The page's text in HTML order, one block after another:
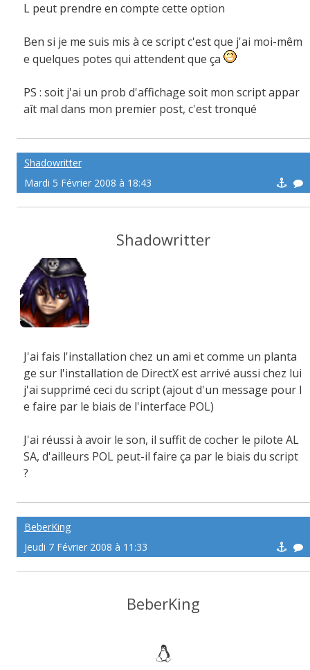
L peut prendre en compte cette option
Ben si je me suis mis à ce script c'est que j'ai moi-mêm
e quelques potes qui attendent que ça
PS : soit j'ai un prob d'affichage soit mon script appar
aît mal dans mon premier post, c'est tronqué
Shadowritter
Mardi 5 Février 2008 à 18:43
Shadowritter
J'ai fais l'installation chez un ami et comme un planta
ge sur l'installation de DirectX est arrivé aussi chez lui
j'ai supprimé ceci du script (ajout d'un message pour l
e faire par le biais de l'interface POL)
J'ai réussi à avoir le son, il suffit de cocher le pilote AL
SA, d'ailleurs POL peut-il faire ça par le biais du script
?
BeberKing
Jeudi 7 Février 2008 à 11:33
BeberKing